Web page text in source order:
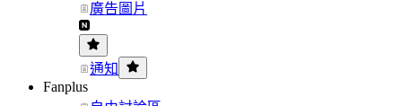
廣告圖片
通知
Fanplus